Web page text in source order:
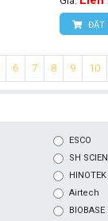
ĐẶT
6 7 8 9 10
ESCO
SH
HINOTEK
Airtech
BIOBASE